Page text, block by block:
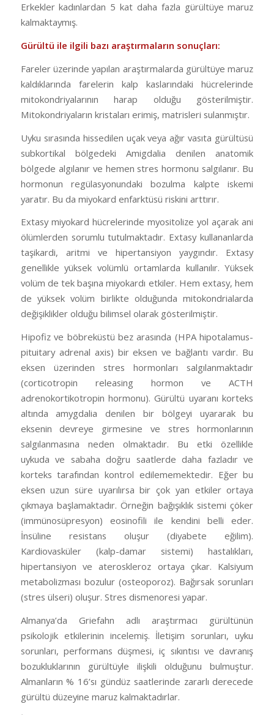
Erkekler kadınlardan 5 kat daha fazla gürültüye maruz
kalmaktaymış.
Gürültü ile ilgili bazı araştırmaların sonuçları:
Fareler üzerinde yapılan araştırmalarda gürültüye maruz
kaldıklarında farelerin kalp kaslarındaki hücrelerinde
mitokondriyalarının harap olduğu gösterilmiştir.
Mitokondriyaların kristaları erimiş, matrisleri sulanmıştır.
Uyku sırasında hissedilen uçak veya ağır vasıta gürültüsü
subkortikal bölgedeki Amigdalia denilen anatomik
bölgede algılanır ve hemen stres hormonu salgılanır. Bu
hormonun regülasyonundaki bozulma kalpte iskemi
yaratır. Bu da miyokard enfarktüsü riskini arttırır.
Extasy miyokard hücrelerinde myositolize yol açarak ani
ölümlerden sorumlu tutulmaktadır. Extasy kullananlarda
taşikardi, aritmi ve hipertansiyon yaygındır. Extasy
genellikle yüksek volümlü ortamlarda kullanılır. Yüksek
volüm de tek başına miyokardı etkiler. Hem extasy, hem
de yüksek volüm birlikte olduğunda mitokondrialarda
değişiklikler olduğu bilimsel olarak gösterilmiştir.
Hipofiz ve böbreküstü bez arasında (HPA hipotalamus-
pituitary adrenal axis) bir eksen ve bağlantı vardır. Bu
eksen üzerinden stres hormonları salgılanmaktadır
(corticotropin releasing hormon ve ACTH
adrenokortikotropin hormonu). Gürültü uyaranı korteks
altında amygdalia denilen bir bölgeyi uyararak bu
eksenin devreye girmesine ve stres hormonlarının
salgılanmasına neden olmaktadır. Bu etki özellikle
uykuda ve sabaha doğru saatlerde daha fazladır ve
korteks tarafından kontrol edilememektedir. Eğer bu
eksen uzun süre uyarılırsa bir çok yan etkiler ortaya
çıkmaya başlamaktadır. Örneğin bağışıklık sistemi çöker
(immünosüpresyon) eosinofili ile kendini belli eder.
İnsüline resistans oluşur (diyabete eğilim).
Kardiovasküler (kalp-damar sistemi) hastalıkları,
hipertansiyon ve ateroskleroz ortaya çıkar. Kalsiyum
metabolizması bozulur (osteoporoz). Bağırsak sorunları
(stres ülseri) oluşur. Stres dismenoresi yapar.
Almanya’da Griefahn adlı araştırmacı gürültünün
psikolojik etkilerinin incelemiş. İletişim sorunları, uyku
sorunları, performans düşmesi, iç sıkıntısı ve davranış
bozukluklarının gürültüyle ilişkili olduğunu bulmuştur.
Almanların % 16’sı gündüz saatlerinde zararlı derecede
gürültü düzeyine maruz kalmaktadırlar.